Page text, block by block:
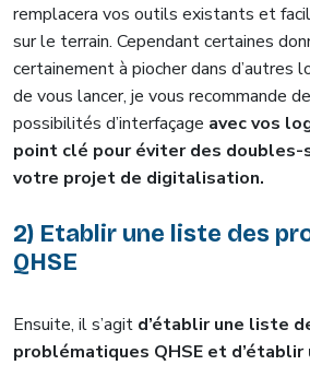
remplacera vos outils existants et
sur le terrain. Cependant certaines
certainement à piocher dans d’autres
de vous lancer, je vous recommande
possibilités d’interfaçage avec vos
point clé pour éviter des doubles-
votre projet de digitalisation.
2) Etablir une liste des
QHSE
Ensuite, il s’agit d’établir une liste
problématiques QHSE et